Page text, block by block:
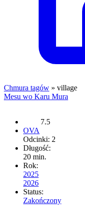
Chmura tagów » village
Mesu wo Karu Mura
7.5
OVA
Odcinki: 2
Długość:
20 min.
Rok:
2025
2026
Status:
Zakończony